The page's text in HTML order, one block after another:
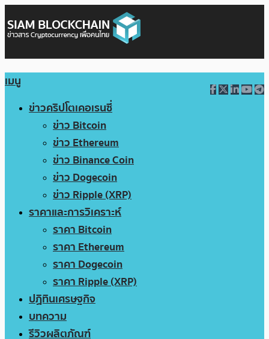
เมนู
ข่าวคริปโตเคอเรนซี่
ข่าว Bitcoin
ข่าว Ethereum
ข่าว Binance Coin
ข่าว Dogecoin
ข่าว Ripple (XRP)
ราคาและการวิเคราะห์
ราคา Bitcoin
ราคา Ethereum
ราคา Dogecoin
ราคา Ripple (XRP)
ปฏิทินเศรษฐกิจ
บทความ
รีวิวผลิตภัณฑ์